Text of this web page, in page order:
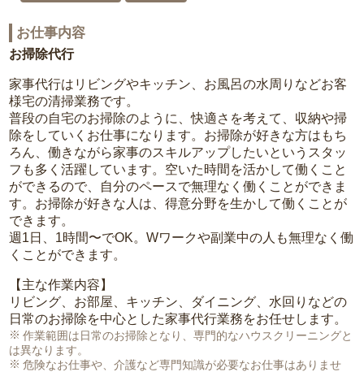
お仕事内容
お掃除代行
家事代行はリビングやキッチン、お風呂の水周りなどお客
様宅の清掃業務です。
普段の自宅のお掃除のように、快適さを考えて、収納や掃
除をしていくお仕事になります。お掃除が好きな方はもち
ろん、働きながら家事のスキルアップしたいというスタッ
フも多く活躍しています。空いた時間を活かして働くこと
ができるので、自分のペースで無理なく働くことができま
す。お掃除が好きな人は、得意分野を生かして働くことが
できます。
週1日、1時間〜でOK。Wワークや副業中の人も無理なく働
くことができます。
【主な作業内容】
リビング、お部屋、キッチン、ダイニング、水回りなどの
日常のお掃除を中心とした家事代行業務をお任せします。
作業範囲は日常のお掃除となり、専門的なハウスクリーニングと
は異なります。
危険なお仕事や、介護など専門知識が必要なお仕事はありませ